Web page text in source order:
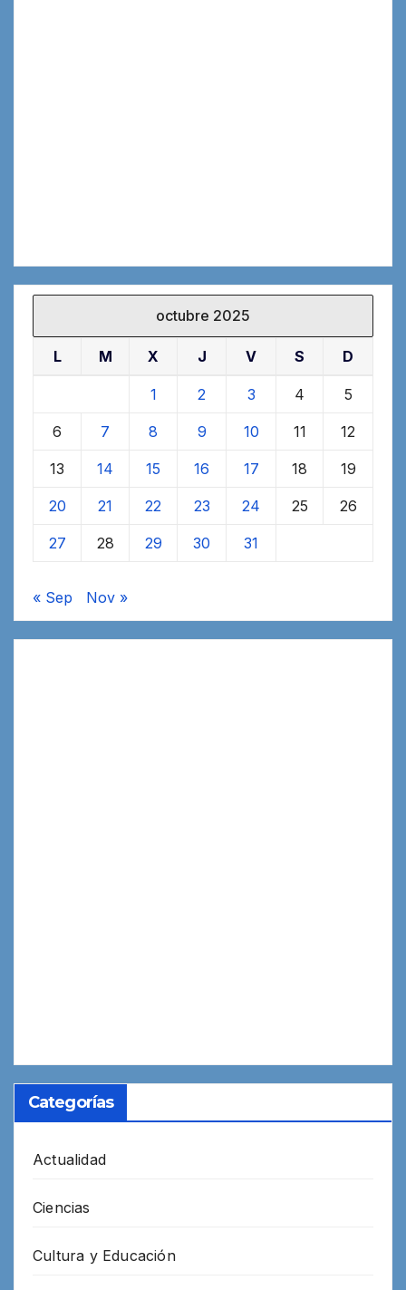
octubre 2025
L M X J V S D
1 2 3 4 5
6 7 8 9 10 11 12
13 14 15 16 17 18 19
20 21 22 23 24 25 26
27 28 29 30 31
« Sep Nov »
Categorías
Actualidad
Ciencias
Cultura y Educación